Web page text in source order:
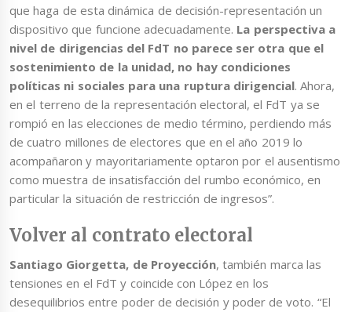
que haga de esta dinámica de decisión-representación un
dispositivo que funcione adecuadamente. La perspectiva a
nivel de dirigencias del FdT no parece ser otra que el
sostenimiento de la unidad, no hay condiciones
políticas ni sociales para una ruptura dirigencial. Ahora,
en el terreno de la representación electoral, el FdT ya se
rompió en las elecciones de medio término, perdiendo más
de cuatro millones de electores que en el año 2019 lo
acompañaron y mayoritariamente optaron por el ausentismo
como muestra de insatisfacción del rumbo económico, en
particular la situación de restricción de ingresos”.
Volver al contrato electoral
Santiago Giorgetta, de Proyección, también marca las
tensiones en el FdT y coincide con López en los
desequilibrios entre poder de decisión y poder de voto. “El